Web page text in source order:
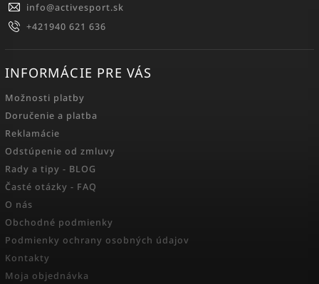
info@activesport.sk
+421940 621 636
INFORMÁCIE PRE VÁS
Možnosti platby
Doručenie a platba
Reklamácie
Odstúpenie od zmluvy
Rady a tipy - BLOG
Časté otázky - FAQ
O nás
Obchodné podmienky
Podmienky ochrany osobných údajov
Kontakty
Moja objednávka